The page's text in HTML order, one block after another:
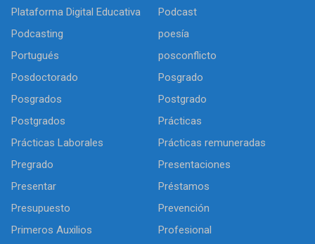
Plataforma Digital Educativa
Podcast
Podcasting
poesía
Portugués
posconflicto
Posdoctorado
Posgrado
Posgrados
Postgrado
Postgrados
Prácticas
Prácticas Laborales
Prácticas remuneradas
Pregrado
Presentaciones
Presentar
Préstamos
Presupuesto
Prevención
Primeros Auxilios
Profesional